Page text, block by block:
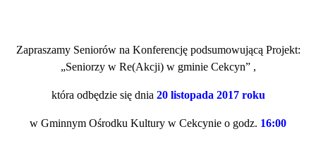
Zapraszamy Seniorów na Konferencję podsumowującą Projekt:
„Seniorzy w Re(Akcji) w gminie Cekcyn” ,
która odbędzie się dnia 20 listopada 2017 roku
w Gminnym Ośrodku Kultury w Cekcynie o godz. 16:00